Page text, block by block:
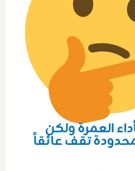
العمرة ولكن
تقف عائقاً